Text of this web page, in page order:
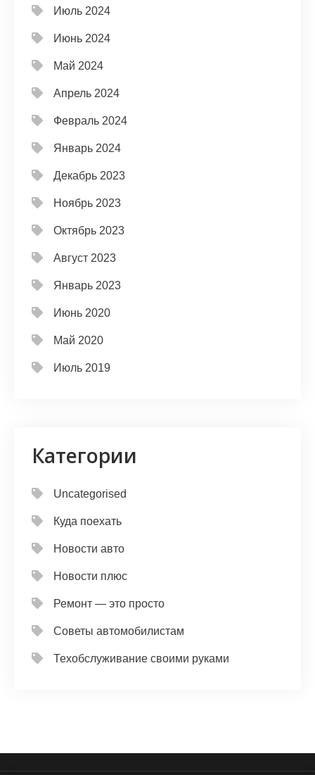
Июль 2024
Июнь 2024
Май 2024
Апрель 2024
Февраль 2024
Январь 2024
Декабрь 2023
Ноябрь 2023
Октябрь 2023
Август 2023
Январь 2023
Июнь 2020
Май 2020
Июль 2019
Категории
Uncategorised
Куда поехать
Новости авто
Новости плюс
Ремонт — это просто
Советы автомобилистам
Техобслуживание своими руками